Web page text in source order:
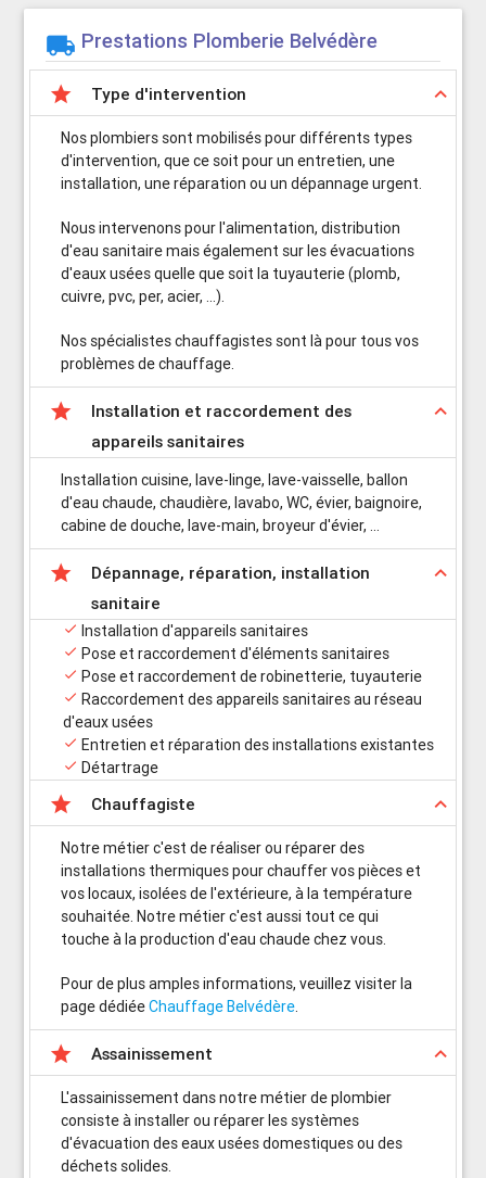
 Prestations Plomberie Belvédère
 keyboard_arrow_up
Type d'intervention
Nos plombiers sont mobilisés pour différents types
d'intervention, que ce soit pour un entretien, une
installation, une réparation ou un dépannage urgent.
Nous intervenons pour l'alimentation, distribution
d'eau sanitaire mais également sur les évacuations
d'eaux usées quelle que soit la tuyauterie (plomb,
cuivre, pvc, per, acier, ...).
Nos spécialistes chauffagistes sont là pour tous vos
problèmes de chauffage.
 keyboard_arrow_up
Installation et raccordement des
appareils sanitaires
Installation cuisine, lave-linge, lave-vaisselle, ballon
d'eau chaude, chaudière, lavabo, WC, évier, baignoire,
cabine de douche, lave-main, broyeur d'évier, ...
 keyboard_arrow_up
Dépannage, réparation, installation
sanitaire
 Installation d'appareils sanitaires
 Pose et raccordement d'éléments sanitaires
 Pose et raccordement de robinetterie, tuyauterie
 Raccordement des appareils sanitaires au réseau
d'eaux usées
 Entretien et réparation des installations existantes
 Détartrage
 keyboard_arrow_up
Chauffagiste
Notre métier c'est de réaliser ou réparer des
installations thermiques pour chauffer vos pièces et
vos locaux, isolées de l'extérieure, à la température
souhaitée. Notre métier c'est aussi tout ce qui
touche à la production d'eau chaude chez vous.
Pour de plus amples informations, veuillez visiter la
page dédiéeChauffage Belvédère.
 keyboard_arrow_up
Assainissement
L'assainissement dans notre métier de plombier
consiste à installer ou réparer les systèmes
d'évacuation des eaux usées domestiques ou des
déchets solides.